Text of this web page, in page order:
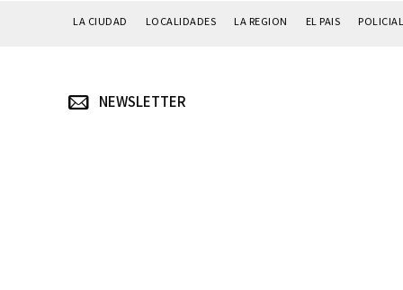
LA CIUDAD LOCALIDADES LA REGION EL PAIS
NEWSLETTER